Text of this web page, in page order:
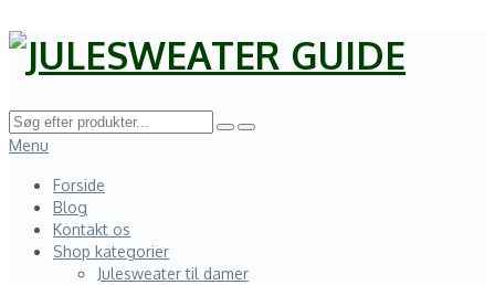
Menu
Forside
Blog
Kontakt os
Shop kategorier
Julesweater til damer